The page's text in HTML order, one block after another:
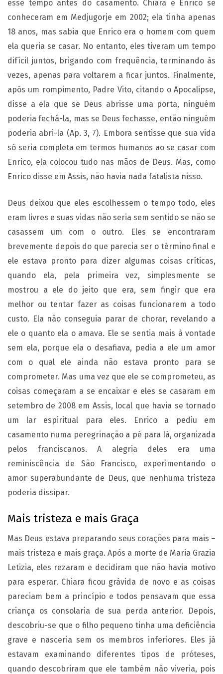
esse tempo antes do casamento. Chiara e Enrico se
conheceram em Medjugorje em 2002; ela tinha apenas
18 anos, mas sabia que Enrico era o homem com quem
ela queria se casar. No entanto, eles tiveram um tempo
difícil juntos, brigando com frequência, terminando às
vezes, apenas para voltarem a ficar juntos. Finalmente,
após um rompimento, Padre Vito, citando o Apocalipse,
disse a ela que se Deus abrisse uma porta, ninguém
poderia fechá-la, mas se Deus fechasse, então ninguém
poderia abri-la (Ap. 3, 7). Embora sentisse que sua vida
só seria completa em termos humanos ao se casar com
Enrico, ela colocou tudo nas mãos de Deus. Mas, como
Enrico disse em Assis, não havia nada fatalista nisso.
Deus deixou que eles escolhessem o tempo todo, eles
eram livres e suas vidas não seria sem sentido se não se
casassem um com o outro. Eles se encontraram
brevemente depois do que parecia ser o término final e
ele estava pronto para dizer algumas coisas críticas,
quando ela, pela primeira vez, simplesmente se
mostrou a ele do jeito que era, sem fingir que era
melhor ou tentar fazer as coisas funcionarem a todo
custo. Ela não conseguia parar de chorar, revelando a
ele o quanto ela o amava. Ele se sentia mais à vontade
sem ela, porque ela o desafiava, pedia a ele um amor
com o qual ele ainda não estava pronto para se
comprometer. Mas uma vez que ele se comprometeu, as
coisas começaram a se encaixar e eles se casaram em
setembro de 2008 em Assis, local que havia se tornado
um lar espiritual para eles. Enrico a pediu em
casamento numa peregrinação a pé para lá, organizada
pelos franciscanos. A alegria deles era uma
reminiscência de São Francisco, experimentando o
amor superabundante de Deus, que nenhuma tristeza
poderia dissipar.
Mais tristeza e mais Graça
Mas Deus estava preparando seus corações para mais –
mais tristeza e mais graça. Após a morte de Maria Grazia
Letizia, eles rezaram e decidiram que não havia motivo
para esperar. Chiara ficou grávida de novo e as coisas
pareciam bem a princípio e todos pensavam que essa
criança os consolaria de sua perda anterior. Depois,
descobriu-se que o filho pequeno tinha uma deficiência
grave e nasceria sem os membros inferiores. Eles já
estavam examinando diferentes tipos de próteses,
quando descobriram que ele também não viveria, pois